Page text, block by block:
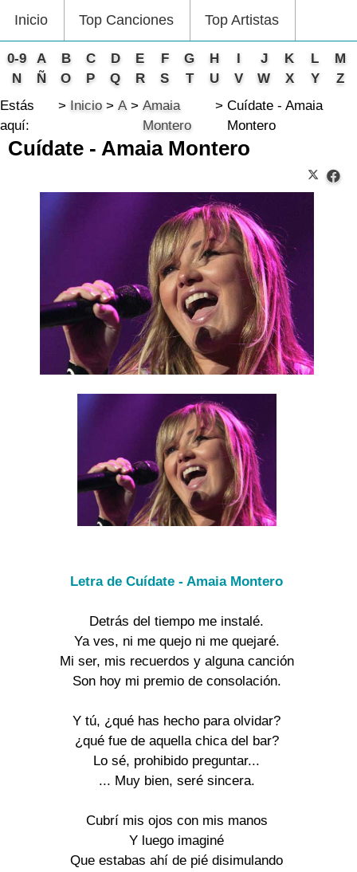
Inicio Top Canciones Top Artistas
0-9 A B C D E F G H I J K L
M
N
Ñ O P Q R S T U V W X Y
Z
Estás
aquí:
Inicio A
Amaia
Montero
Cuídate - Amaia
Montero
Cuídate - Amaia Montero
Letra de Cuídate - Amaia Montero
Detrás del tiempo me instalé.
Ya ves, ni me quejo ni me quejaré.
Mi ser, mis recuerdos y alguna canción
Son hoy mi premio de consolación.
Y tú, ¿qué has hecho para olvidar?
¿qué fue de aquella chica del bar?
Lo sé, prohibido preguntar...
... Muy bien, seré sincera.
Cubrí mis ojos con mis manos
Y luego imaginé
Que estabas ahí de pié disimulando